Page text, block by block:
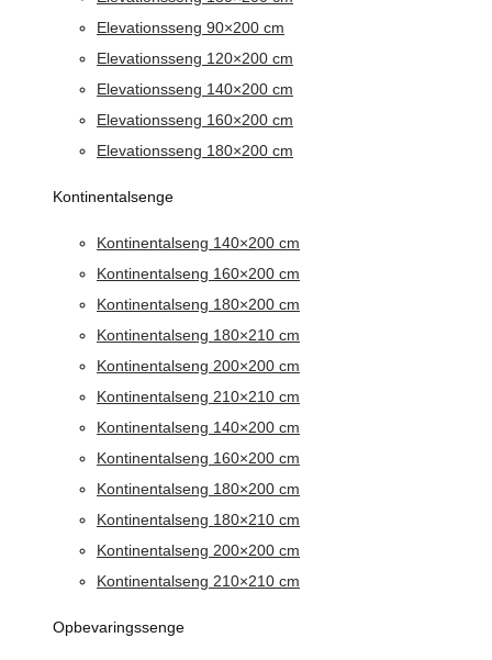
Elevationsseng 90×200 cm
Elevationsseng 120×200 cm
Elevationsseng 140×200 cm
Elevationsseng 160×200 cm
Elevationsseng 180×200 cm
Kontinentalsenge
Kontinentalseng 140×200 cm
Kontinentalseng 160×200 cm
Kontinentalseng 180×200 cm
Kontinentalseng 180×210 cm
Kontinentalseng 200×200 cm
Kontinentalseng 210×210 cm
Kontinentalseng 140×200 cm
Kontinentalseng 160×200 cm
Kontinentalseng 180×200 cm
Kontinentalseng 180×210 cm
Kontinentalseng 200×200 cm
Kontinentalseng 210×210 cm
Opbevaringssenge